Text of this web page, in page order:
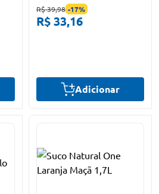
Açúcar 250ml
R$ 39,98 -17%
R$ 33,16
Adicionar